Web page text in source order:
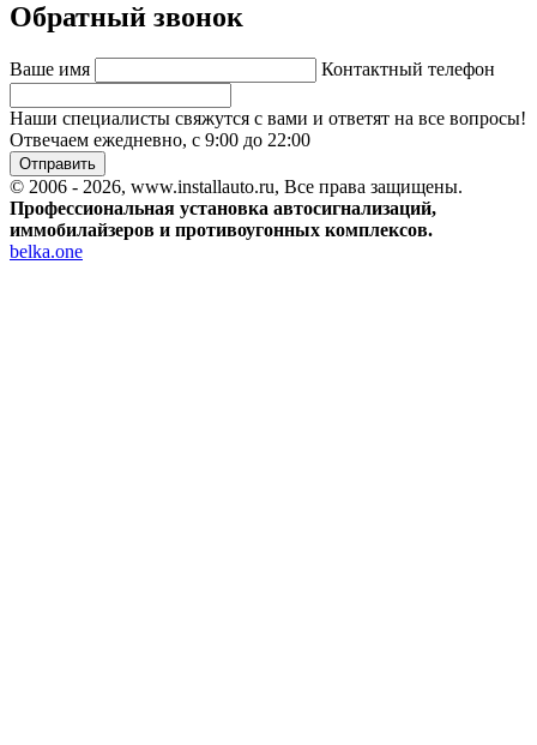
Обратный звонок
Ваше имя Контактный телефон
Наши специалисты свяжутся с вами и ответят на все вопросы!
Отвечаем ежедневно, с 9:00 до 22:00
Отправить
© 2006 - 2026, www.installauto.ru, Все права защищены.
Профессиональная установка автосигнализаций,
иммобилайзеров и противоугонных комплексов.
belka.one